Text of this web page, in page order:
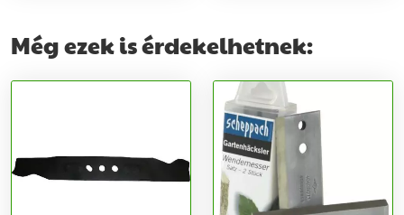
Még ezek is érdekelhetnek: